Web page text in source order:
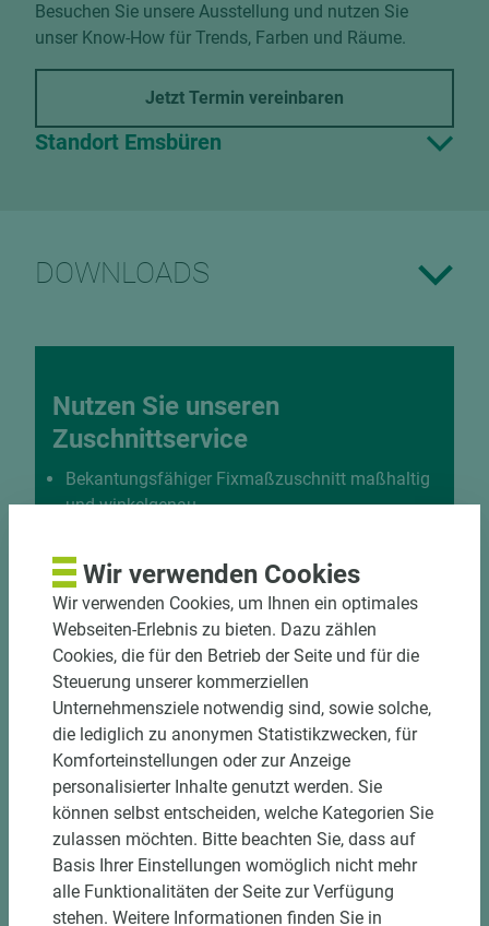
Besuchen Sie unsere Ausstellung und nutzen Sie
unser Know-How für Trends, Farben und Räume.
Jetzt Termin vereinbaren
Standort Emsbüren
DOWNLOADS
Nutzen Sie unseren
Zuschnittservice
Bekantungsfähiger Fixmaßzuschnitt maßhaltig
und winkelgenau
halbautomatische Beschickung
Einzelteiletikettierung auf Wunsch möglich
Materialschonende und kundengerechte
Verpackung der Fixmaße
Jetzt Zuschnitt anfragen
Wir verwenden Cookies
Wir verwenden Cookies, um Ihnen ein optimales
Webseiten-Erlebnis zu bieten. Dazu zählen
Cookies, die für den Betrieb der Seite und für die
Steuerung unserer kommerziellen
Unternehmensziele notwendig sind, sowie solche,
die lediglich zu anonymen Statistikzwecken, für
Komforteinstellungen oder zur Anzeige
personalisierter Inhalte genutzt werden. Sie
können selbst entscheiden, welche Kategorien Sie
zulassen möchten. Bitte beachten Sie, dass auf
Basis Ihrer Einstellungen womöglich nicht mehr
alle Funktionalitäten der Seite zur Verfügung
stehen. Weitere Informationen finden Sie in